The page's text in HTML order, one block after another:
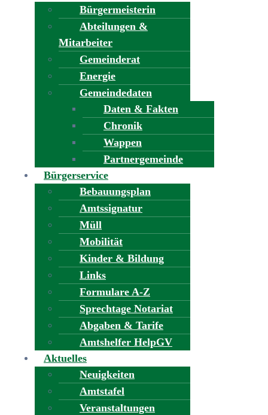
Bürgermeisterin
Abteilungen &
Mitarbeiter
Gemeinderat
Energie
Gemeindedaten
Daten & Fakten
Chronik
Wappen
Partnergemeinde
Bürgerservice
Bebauungsplan
Amtssignatur
Müll
Mobilität
Kinder & Bildung
Links
Formulare A-Z
Sprechtage Notariat
Abgaben & Tarife
Amtshelfer HelpGV
Aktuelles
Neuigkeiten
Amtstafel
Veranstaltungen